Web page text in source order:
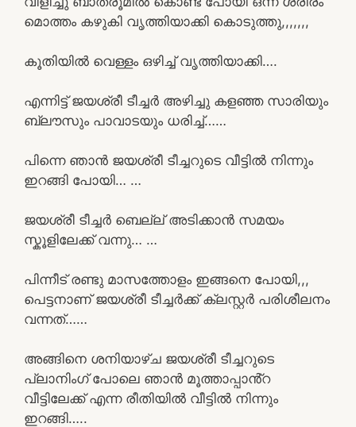
മൊത്തം കഴുകി വൃത്തിയാക്കി കൊടുത്തു,,,,,,,
കൂതിയിൽ വെള്ളം ഒഴിച്ച് വൃത്തിയാക്കി….
എന്നിട്ട് ജയശ്രീ ടീച്ചർ അഴിച്ചു കളഞ്ഞ സാരിയും
ബ്ലൗസും പാവാടയും ധരിച്ച്……
പിന്നെ ഞാൻ ജയശ്രീ ടീച്ചറുടെ വീട്ടിൽ നിന്നും
ഇറങ്ങി പോയി… …
ജയശ്രീ ടീച്ചർ ബെല്ല് അടിക്കാൻ സമയം
സ്കൂളിലേക്ക് വന്നു… …
പിന്നീട് രണ്ടു മാസത്തോളം ഇങ്ങനെ പോയി,,,
പെട്ടനാണ് ജയശ്രീ ടീച്ചർക്ക് ക്ലസ്റ്റർ പരിശീലനം
വന്നത്……
അങ്ങിനെ ശനിയാഴ്ച ജയശ്രീ ടീച്ചറുടെ
പ്ലാനിംഗ് പോലെ ഞാൻ മൂത്താപ്പാൻ്റ
വീട്ടിലേക്ക് എന്ന രീതിയിൽ വീട്ടിൽ നിന്നും
ഇറങ്ങി…..